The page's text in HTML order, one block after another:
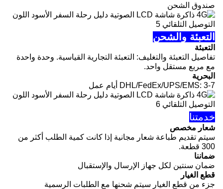
صندوق الشحن
التعبئة والشحن
التعبئة
تفاصيل التعبئة والتغليف: التعبئة التجارية القياسية. وحدة واحدة
مع مربع مستقل واحد.
البحرية
DHL/FedEx/UPS/EMS: 3-7 أيام عمل
خدمتنا
شعار مخصص
سيتم تقديم طباعة شعار مجانية إذا كانت كمية الطلب أكثر من
300 قطعة.
ضماننا
ضمان سنتين لكل جهاز الإرسال والإستقبال
قطع الغيار
جزء من قطع الغيار سيتم شحنها مع الطلبات الرسمية